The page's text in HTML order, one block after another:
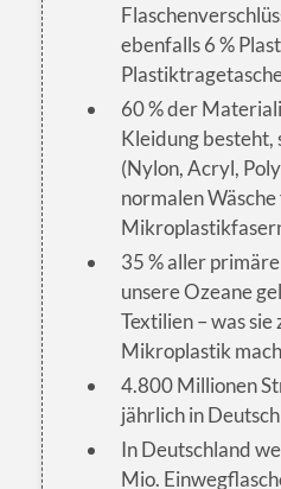
ebenfalls 6 %
60 % der
Kleidung
(Nylon, Acryl,
normalen
35 % aller
unsere Ozeane
Textilien – was
Mikroplastik
4.800 Millionen
jährlich in
In Deutschland
Mio.